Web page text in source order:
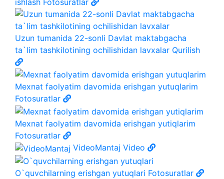
Uzun tumanida 22-sonli Davlat maktabgacha
ta`lim tashkilotining ochilishidan lavxalar Qurilish
Mexnat faolyatim davomida erishgan yutuqlarim
Fotosuratlar
Mexnat faolyatim davomida erishgan yutiqlarim
Fotosuratlar
VideoMantaj Video
O`quvchilarning erishgan yutuqlari Fotosuratlar